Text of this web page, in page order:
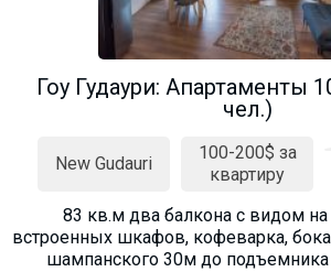
Гоу Гудаури: Апартаменты
чел.)
New Gudauri
100-200$ за
квартиру
83 кв.м два балкона с видом
встроенных шкафов, кофеварка,
шампанского 30м до подъемника